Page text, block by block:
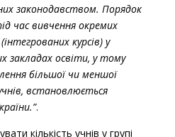
законодавством. Порядок
час вивчення окремих
курсів) у
закладах освіти, у тому
більшої чи меншої
встановлюється
.
кількість учнів у групі